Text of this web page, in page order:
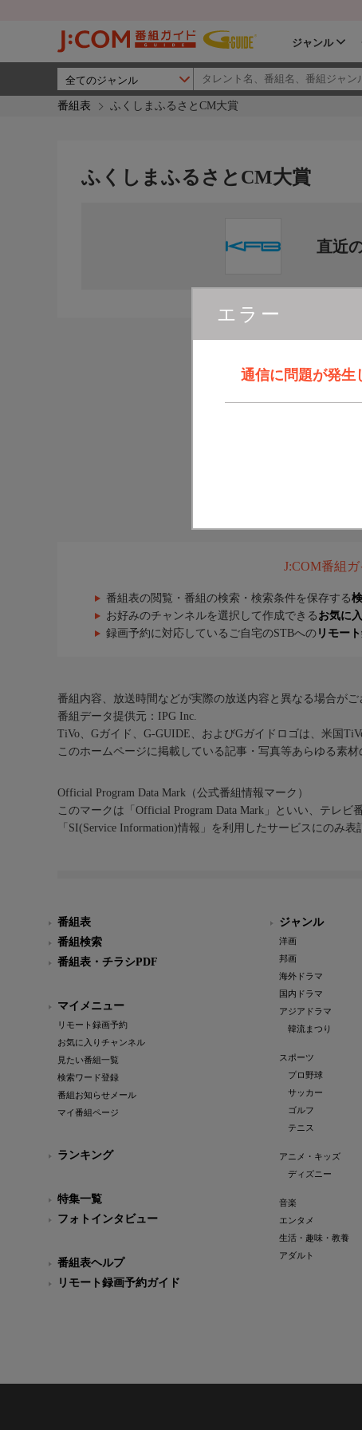
ジャンル
番組表 ふくしまふるさとCM大賞
エラー
通信に問題が発
ふくしまふるさとCM大賞
直近
J:COM番組
番組表の閲覧・番組の検索・検索条件を保存する
お好みのチャンネルを選択して作成できる お気に
録画予約に対応しているご自宅のSTBへの リモー
番組内容、放送時間などが実際の放送内容と異なる場合がご
番組データ提供元：IPG Inc.
TiVo、Gガイド、G-GUIDE、およびGガイドロゴは、米国
このホームページに掲載している記事・写真等あらゆる素材
Official Program Data Mark（公式番組情報マーク）
このマークは「Official Program Data Mark」といい、テレビ
「SI(Service Information)情報」を利用したサービスにのみ表
番組表
番組検索
番組表・チラシPDF
マイメニュー
リモート録画予約
お気に入りチャンネル
見たい番組一覧
検索ワード登録
番組お知らせメール
マイ番組ページ
ランキング
特集一覧
フォトインタビュー
番組表ヘルプ
リモート録画予約ガイド
ジャンル
洋画
邦画
海外ドラマ
国内ドラマ
アジアドラマ
韓流まつり
スポーツ
プロ野球
サッカー
ゴルフ
テニス
アニメ・キッズ
ディズニー
音楽
エンタメ
生活・趣味・教養
アダルト